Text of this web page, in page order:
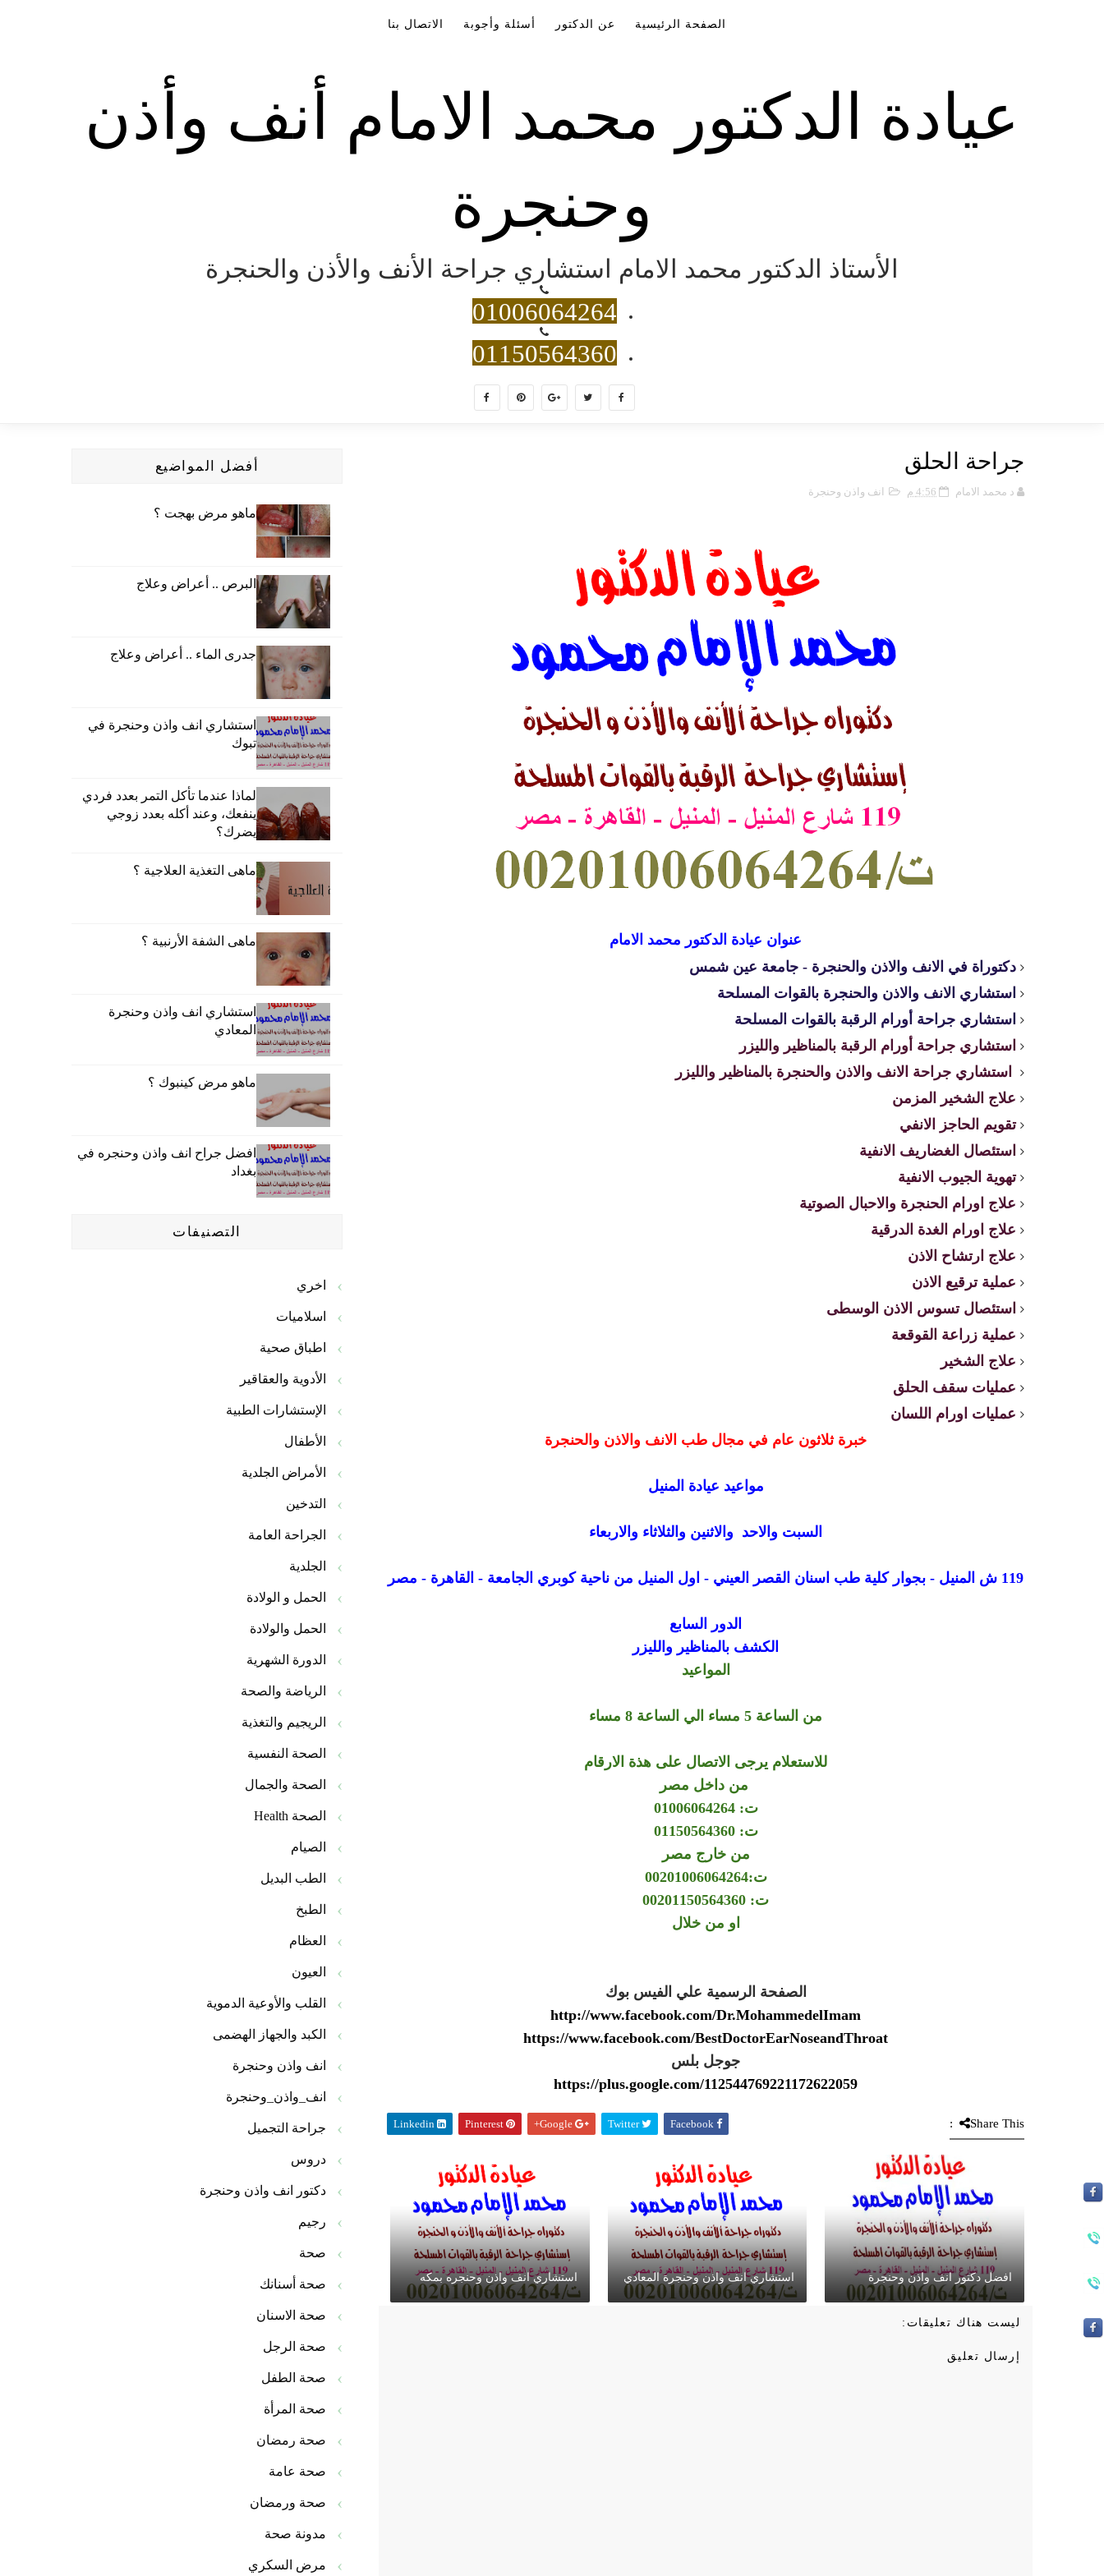
الصفحة الرئيسية عن الدكتور أسئلة وأجوبة الاتصال بنا
عيادة الدكتور محمد الامام أنف وأذن
وحنجرة
الأستاذ الدكتور محمد الامام استشاري جراحة الأنف والأذن والحنجرة
01006064264
01150564360
جراحة الحلق
د محمد الامام 4:56 م انف واذن وحنجرة
عنوان عيادة الدكتور محمد الامام
دكتوراة في الانف والاذن والحنجرة - جامعة عين شمس
استشاري الانف والاذن والحنجرة بالقوات المسلحة
استشاري جراحة أورام الرقبة بالقوات المسلحة
استشاري جراحة أورام الرقبة بالمناظير والليزر
استشاري جراحة الانف والاذن والحنجرة بالمناظير والليزر
علاج الشخير المزمن
تقويم الحاجز الانفي
استئصال الغضاريف الانفية
تهوية الجيوب الانفية
علاج اورام الحنجرة والاحبال الصوتية
علاج اورام الغدة الدرقية
علاج ارتشاح الاذن
عملية ترقيع الاذن
استئصال تسوس الاذن الوسطى
عملية زراعة القوقعة
علاج الشخير
عمليات سقف الحلق
عمليات اورام اللسان
خبرة ثلاثون عام في مجال طب الانف والاذن والحنجرة
مواعيد عيادة المنيل
السبت والاحد والاثنين والثلاثاء والاربعاء
119 ش المنيل - بجوار كلية طب اسنان القصر العيني - اول المنيل من ناحية كوبري الجامعة - القاهرة - مصر
الدور السابع
الكشف بالمناظير والليزر
المواعيد
من الساعة 5 مساء الي الساعة 8 مساء
للاستعلام يرجى الاتصال على هذة الارقام
من داخل مصر
ت: 01006064264
ت: 01150564360
من خارج مصر
ت:00201006064264
ت: 00201150564360
او من خلال
الصفحة الرسمية علي الفيس بوك
http://www.facebook.com/Dr.MohammedelImam
https://www.facebook.com/BestDoctorEarNoseandThroat
جوجل بلس
https://plus.google.com/112544769221172622059
Share This:
Twitter
Google+
Pinterest
Linkedin
افضل دكتور انف واذن وحنجرة استشاري انف واذن وحنجرة المعادي استشاري انف واذن وحنجره بمكه
ليست هناك تعليقات:
إرسال تعليق
أفضل المواضيع
ماهو مرض بهجت ؟
البرص .. أعراض وعلاج
جدرى الماء .. أعراض وعلاج
استشاري انف واذن وحنجرة في
تبوك
لماذا عندما تأكل التمر بعدد فردي
ينفعك، وعند أكله بعدد زوجي
يضرك؟
ماهى التغذية العلاجية ؟
ماهى الشفة الأرنبية ؟
استشاري انف واذن وحنجرة
المعادي
ماهو مرض كينبوك ؟
افضل جراح انف واذن وحنجره في
بغداد
التصنيفات
اخري
اسلاميات
اطباق صحية
الأدوية والعقاقير
الإستشارات الطبية
الأطفال
الأمراض الجلدية
التدخين
الجراحة العامة
الجلدية
الحمل و الولادة
الحمل والولادة
الدورة الشهرية
الرياضة والصحة
الريجيم والتغذية
الصحة النفسية
الصحة والجمال
الصحة Health
الصيام
الطب البديل
الطبخ
العظام
العيون
القلب والأوعية الدموية
الكبد والجهاز الهضمى
انف واذن وحنجرة
انف_واذن_وحنجرة
جراحة التجميل
دروس
دكتور انف واذن وحنجرة
رجيم
صحة
صحة أسنانك
صحة الاسنان
صحة الرجل
صحة الطفل
صحة المرأة
صحة رمضان
صحة عامة
صحة ورمضان
مدونة صحة
مرض السكري